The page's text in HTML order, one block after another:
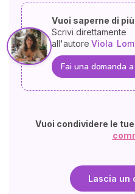
Vuoi saperne di più
Scrivi direttamente
all'autore Viola
Fai una domanda
Vuoi condividere le
Lascia un